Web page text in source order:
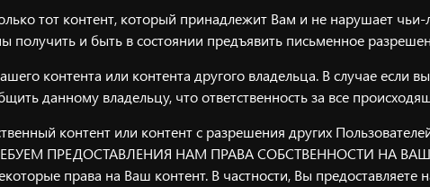
тот контент, который принадлежит Вам и не нарушает
получить и быть в состоянии предъявить письменное
контента или контента другого владельца. В случае если
данному владельцу, что ответственность за все
контент или контент с разрешения других
ПРЕДОСТАВЛЕНИЯ НАМ ПРАВА СОБСТВЕННОСТИ НА ВАШ
права на Ваш контент. В частности, Вы